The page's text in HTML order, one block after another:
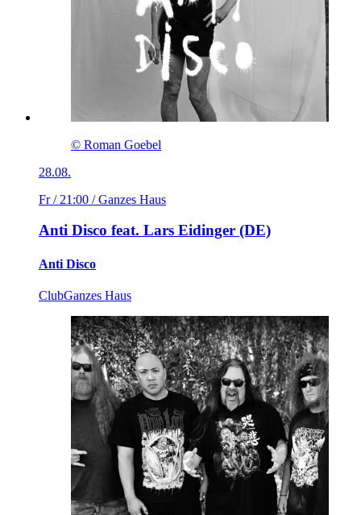
© Roman Goebel
28.08.
Fr / 21:00 / Ganzes Haus
Anti Disco feat. Lars Eidinger (DE)
Anti Disco
ClubGanzes Haus